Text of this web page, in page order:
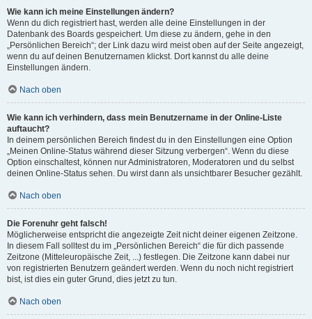
Wie kann ich meine Einstellungen ändern?
Wenn du dich registriert hast, werden alle deine Einstellungen in der
Datenbank des Boards gespeichert. Um diese zu ändern, gehe in den
„Persönlichen Bereich“; der Link dazu wird meist oben auf der Seite angezeigt,
wenn du auf deinen Benutzernamen klickst. Dort kannst du alle deine
Einstellungen ändern.
Nach oben
Wie kann ich verhindern, dass mein Benutzername in der Online-Liste
auftaucht?
In deinem persönlichen Bereich findest du in den Einstellungen eine Option
„Meinen Online-Status während dieser Sitzung verbergen“. Wenn du diese
Option einschaltest, können nur Administratoren, Moderatoren und du selbst
deinen Online-Status sehen. Du wirst dann als unsichtbarer Besucher gezählt.
Nach oben
Die Forenuhr geht falsch!
Möglicherweise entspricht die angezeigte Zeit nicht deiner eigenen Zeitzone.
In diesem Fall solltest du im „Persönlichen Bereich“ die für dich passende
Zeitzone (Mitteleuropäische Zeit, ...) festlegen. Die Zeitzone kann dabei nur
von registrierten Benutzern geändert werden. Wenn du noch nicht registriert
bist, ist dies ein guter Grund, dies jetzt zu tun.
Nach oben